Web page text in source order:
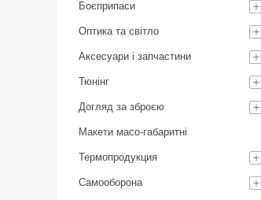
Боєприпаси
Оптика та світло
Аксесуари і запчастини
Тюнінг
Догляд за зброєю
Макети масо-габаритні
Термопродукция
Самооборона